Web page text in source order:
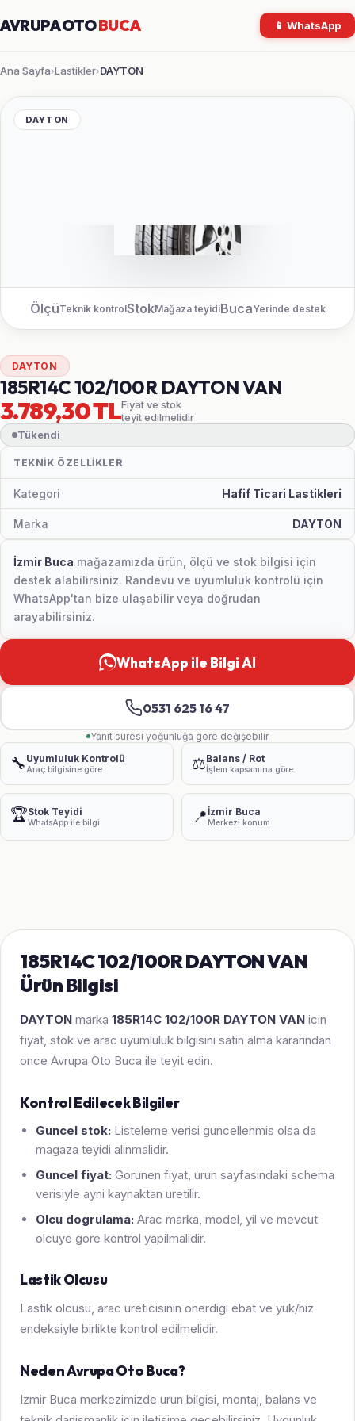
AVRUPA OTOBUCA 📱 WhatsApp
Ana Sayfa›Lastikler›DAYTON
DAYTON
ÖlçüTeknik kontrolStokMağaza teyidiBucaYerinde destek
DAYTON
185R14C 102/100R DAYTON VAN
3.789,30 TLFiyat ve stok
teyit edilmelidir
Tükendi
TEKNIK ÖZELLIKLER
Kategori Hafif Ticari Lastikleri
Marka DAYTON
İzmir Buca mağazamızda ürün, ölçü ve stok bilgisi için
destek alabilirsiniz. Randevu ve uyumluluk kontrolü için
WhatsApp'tan bize ulaşabilir veya doğrudan
arayabilirsiniz.
WhatsApp ile Bilgi Al
0531 625 16 47
Yanıt süresi yoğunluğa göre değişebilir
🔧 Uyumluluk Kontrolü
Araç bilgisine göre ⚖️Balans / Rot
İşlem kapsamına göre
🏆Stok Teyidi
WhatsApp ile bilgi 📍İzmir Buca
Merkezi konum
185R14C 102/100R DAYTON VAN
Ürün Bilgisi
DAYTON marka 185R14C 102/100R DAYTON VAN icin
fiyat, stok ve arac uyumluluk bilgisini satin alma kararindan
once Avrupa Oto Buca ile teyit edin.
Kontrol Edilecek Bilgiler
Guncel stok: Listeleme verisi guncellenmis olsa da
magaza teyidi alinmalidir.
Guncel fiyat: Gorunen fiyat, urun sayfasindaki schema
verisiyle ayni kaynaktan uretilir.
Olcu dogrulama: Arac marka, model, yil ve mevcut
olcuye gore kontrol yapilmalidir.
Lastik Olcusu
Lastik olcusu, arac ureticisinin onerdigi ebat ve yuk/hiz
endeksiyle birlikte kontrol edilmelidir.
Neden Avrupa Oto Buca?
Izmir Buca merkezimizde urun bilgisi, montaj, balans ve